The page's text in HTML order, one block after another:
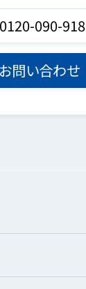
0120-090-918
お問い合わせ